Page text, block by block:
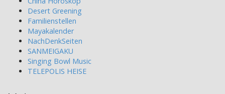
Desert Greening
Familienstellen
Mayakalender
NachDenkSeiten
SANMEIGAKU
Singing Bowl Music
TELEPOLIS HEISE